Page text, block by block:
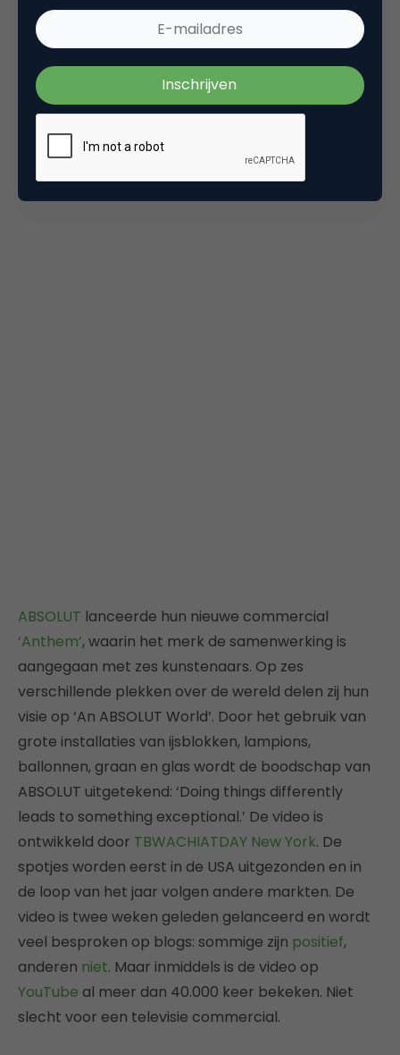
Ondanks dat Johnny Walker wilt dat we allemaal
‘Keep Walking’, kunnen wij het niet laten de vraag te
hebben dat men juisteen aantal fabrieken gaat
sluiten.
ABSOLUT Differently
ABSOLUT lanceerde hun nieuwe commercial
‘Anthem’, waarin het merk de samenwerking is
aangegaan met zes kunstenaars. Op zes
verschillende plekken over de wereld delen zij hun
visie op ‘An ABSOLUT World’. Door het gebruik van
grote installaties van ijsblokken, lampions,
ballonnen, graan en glas wordt de boodschap van
ABSOLUT uitgetekend: ‘Doing things differently
leads to something exceptional.’ De video is
ontwikkeld door TBWACHIATDAY New York. De
spotjes worden eerst in de USA uitgezonden en in
de loop van het jaar volgen andere markten. De
video is twee weken geleden gelanceerd en wordt
veel besproken op blogs: sommige zijn positief,
anderen niet. Maar inmiddels is de video op
YouTube al meer dan 40.000 keer bekeken. Niet
slecht voor een televisie commercial.